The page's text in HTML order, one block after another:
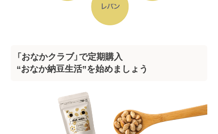
「おなかクラブ」で定期購入
“おなか納豆生活”を始めましょう